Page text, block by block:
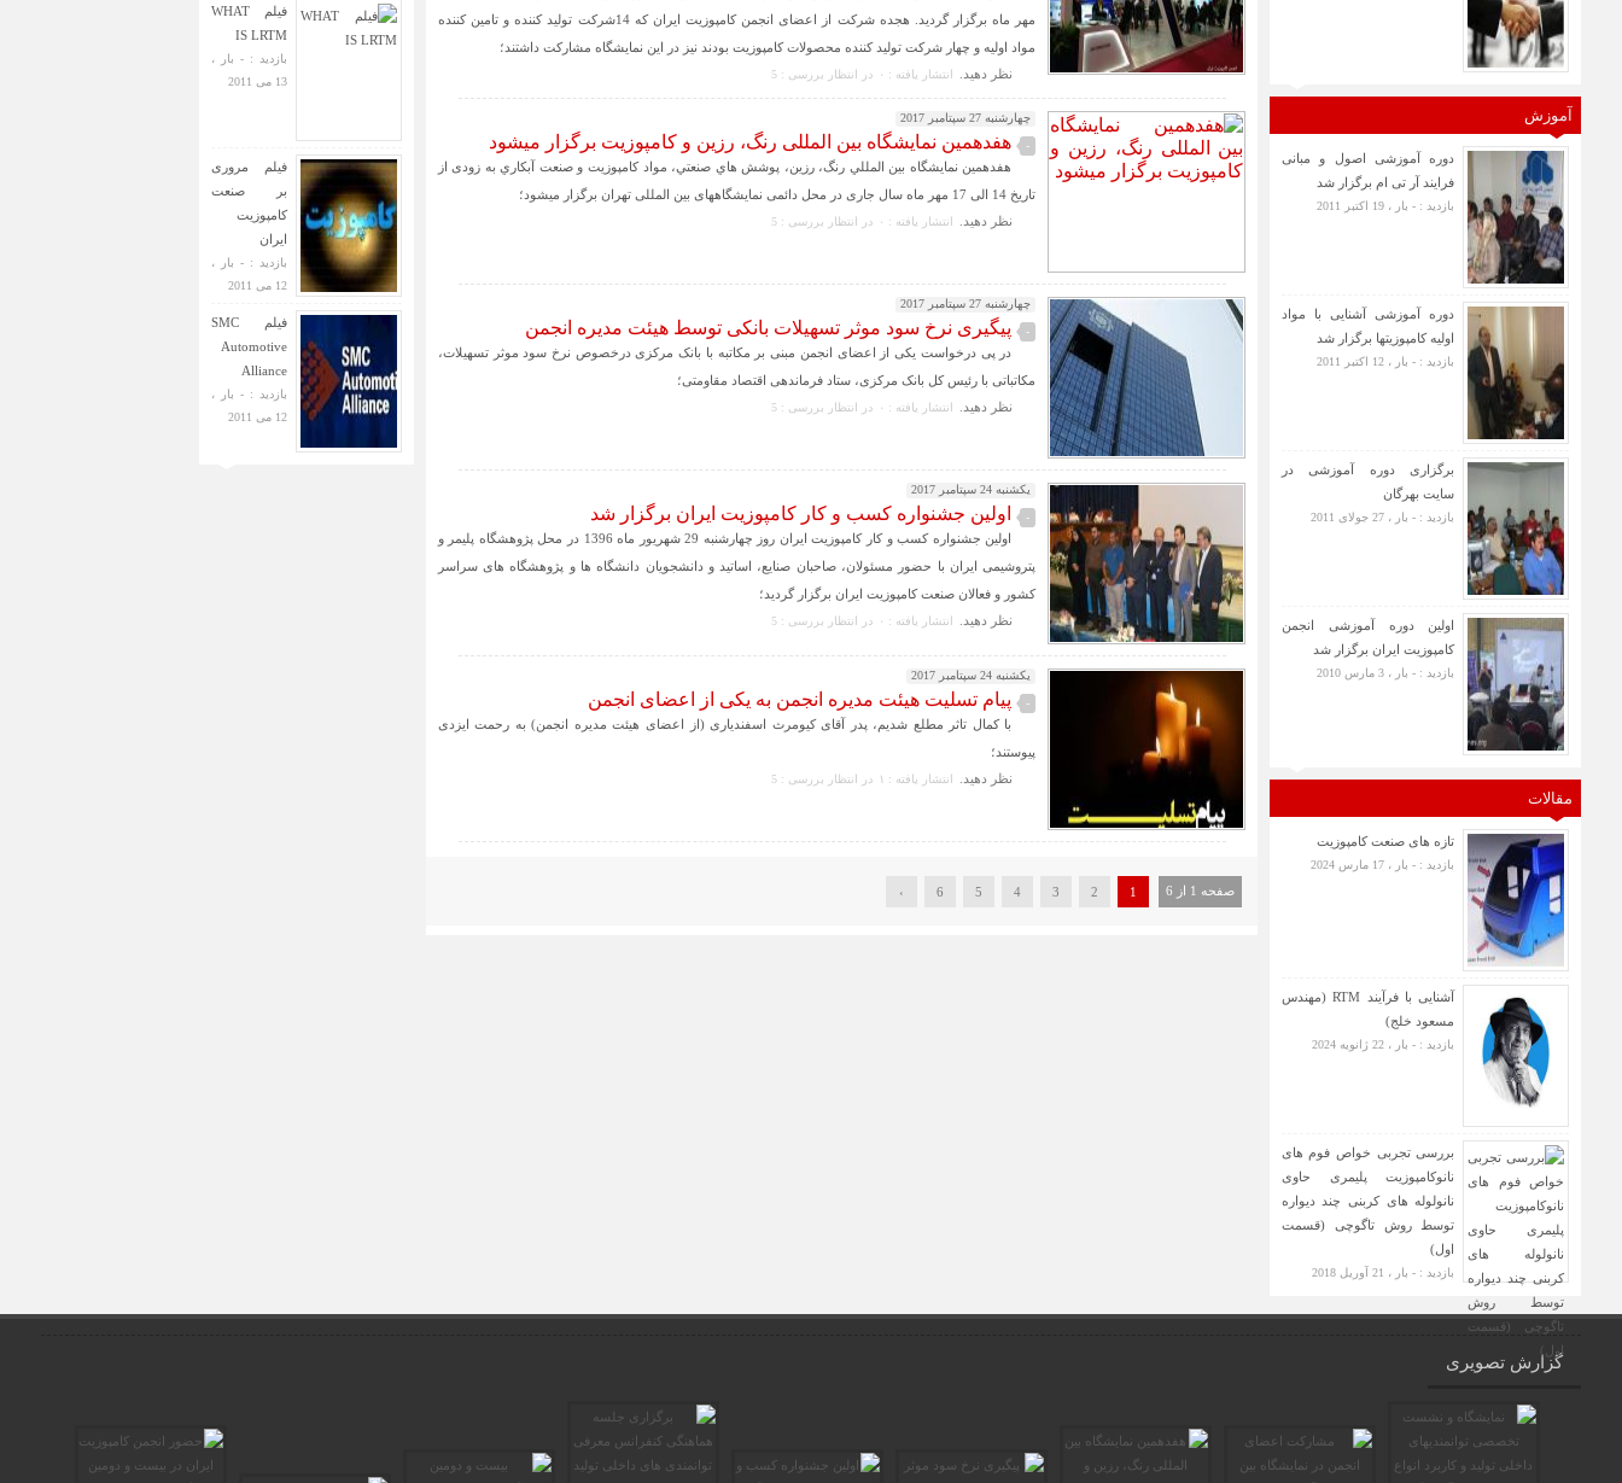
مهر ماه برگزار گردید. هجده شرکت از اعضای انجمن کامپوزیت ایران که 14شرکت تولید کننده و تامین کننده
مواد اولیه و چهار شرکت تولید کننده محصولات کامپوزیت بودند نیز در این نمایشگاه مشارکت داشتند؛
نظر دهيد.
انتشار یافته : ۰ در انتظار بررسی : 5
چهارشنبه 27 سپتامبر 2017
- هفدهمین نمایشگاه بین المللی رنگ، رزین و کامپوزیت برگزار میشود
هفدهمين نمايشگاه بين المللي رنگ، رزين، پوشش هاي صنعتي، مواد كامپوزيت و صنعت آبكاري به زودی از
تاریخ 14 الی 17 مهر ماه سال جاری در محل دائمی نمایشگاههای بین المللی تهران برگزار میشود؛
نظر دهيد.
انتشار یافته : ۰ در انتظار بررسی : 5
چهارشنبه 27 سپتامبر 2017
- پیگیری نرخ سود موثر تسهیلات بانکی توسط هیئت مدیره انجمن
در پی درخواست یکی از اعضای انجمن مبنی بر مکاتبه با بانک مرکزی درخصوص نرخ سود موثر تسهیلات،
مکاتباتی با رئیس کل بانک مرکزی، ستاد فرماندهی اقتصاد مقاومتی؛
نظر دهيد.
انتشار یافته : ۰ در انتظار بررسی : 5
یکشنبه 24 سپتامبر 2017
- اولین جشنواره کسب و کار کامپوزیت ایران برگزار شد
اولین جشنواره کسب و کار کامپوزیت ایران روز چهارشنبه 29 شهریور ماه 1396 در محل پژوهشگاه پلیمر و
پتروشیمی ایران با حضور مسئولان، صاحبان صنایع، اساتید و دانشجویان دانشگاه ها و پژوهشگاه های سراسر
کشور و فعالان صنعت کامپوزیت ایران برگزار گردید؛
نظر دهيد.
انتشار یافته : ۰ در انتظار بررسی : 5
یکشنبه 24 سپتامبر 2017
- پیام تسلیت هیئت مدیره انجمن به یکی از اعضای انجمن
با کمال تاثر مطلع شدیم، پدر آقای کیومرث اسفندیاری (از اعضای هیئت مدیره انجمن) به رحمت ایزدی
پیوستند؛
نظر دهيد.
انتشار یافته : ۱ در انتظار بررسی : 5
صفحه 1 از 6 1
2
3
4
5
6
›
آموزش
دوره آموزشی اصول و مبانی
فرایند آر تی ام برگزار شد
بازدید : - بار ، 19 اکتبر 2011
دوره آموزشی آشنایی با مواد
اولیه کامپوزیتها برگزار شد
بازدید : - بار ، 12 اکتبر 2011
برگزاری دوره آموزشی در
سایت بهرگان
بازدید : - بار ، 27 جولای 2011
اولین دوره آموزشی انجمن
کامپوزیت ایران برگزار شد
بازدید : - بار ، 3 مارس 2010
مقالات
تازه های صنعت کامپوزیت
بازدید : - بار ، 17 مارس 2024
آشنایی با فرآیند RTM (مهندس
مسعود خلج)
بازدید : - بار ، 22 ژانویه 2024
بررسی تجربی خواص فوم های
نانوکامپوزیت پلیمری حاوی
نانولوله های کربنی چند دیواره
توسط روش تاگوچی (قسمت
اول)
بازدید : - بار ، 21 آوریل 2018
فیلم WHAT
IS LRTM
بازدید : - بار ،
13 می 2011
فیلم مروری
بر صنعت
کامپوزیت
ایران
بازدید : - بار ،
12 می 2011
فیلم SMC
Automotive
Alliance
بازدید : - بار ،
12 می 2011
گزارش تصویری